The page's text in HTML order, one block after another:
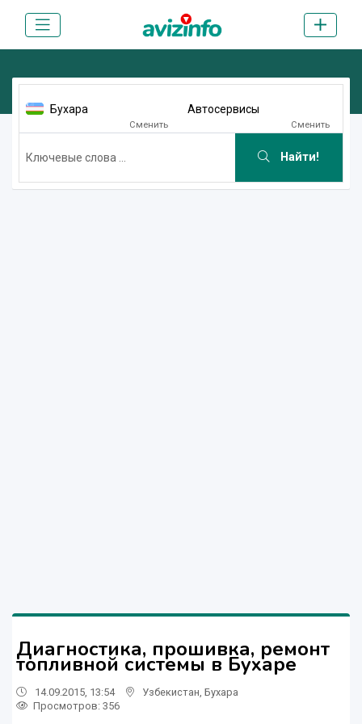
Бухара
Сменить
Автосервисы
Сменить
Найти!
Диагностика, прошивка, ремонт
топливной системы в Бухаре
14.09.2015, 13:54 Узбекистан Бухара
Просмотров: 356